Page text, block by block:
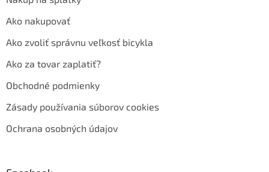
Ako nakupovať
Ako zvoliť správnu veľkosť bicykla
Ako za tovar zaplatiť?
Obchodné podmienky
Zásady používania súborov cookies
Ochrana osobných údajov